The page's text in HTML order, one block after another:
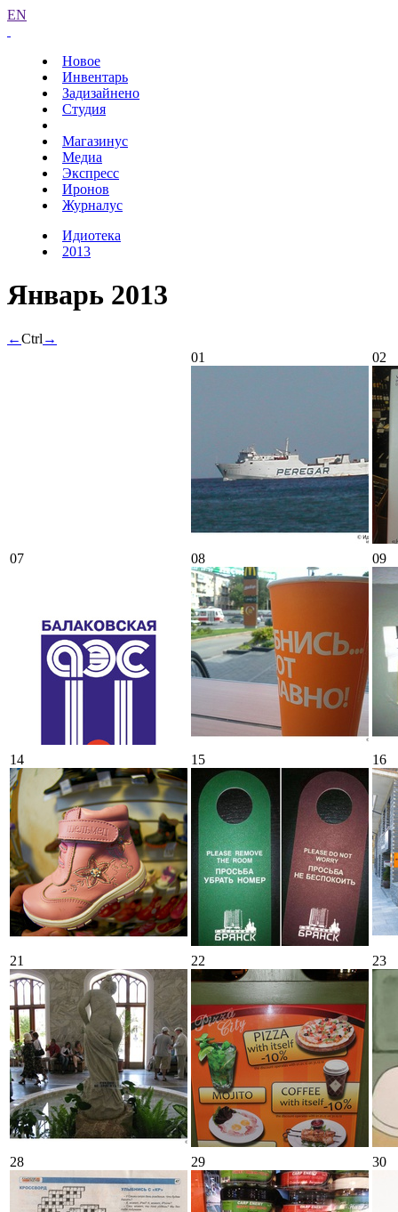
EN
Новое
Инвентарь
Задизайнено
Студия
Магазинус
Медиа
Экспресс
Иронов
Журналус
Идиотека
2013
Январь 2013
←Ctrl →
01
02
07 08 09
14 15 16
21 22 23
28 29 30